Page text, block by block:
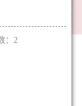
2